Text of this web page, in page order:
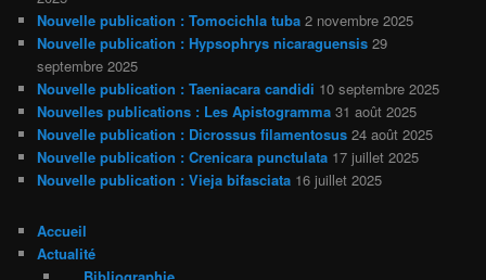
Nouvelle publication : Tomocichla tuba 2 novembre 2025
Nouvelle publication : Hypsophrys nicaraguensis 29
septembre 2025
Nouvelle publication : Taeniacara candidi 10 septembre 2025
Nouvelles publications : Les Apistogramma 31 août 2025
Nouvelle publication : Dicrossus filamentosus 24 août 2025
Nouvelle publication : Crenicara punctulata 17 juillet 2025
Nouvelle publication : Vieja bifasciata 16 juillet 2025
Accueil
Actualité